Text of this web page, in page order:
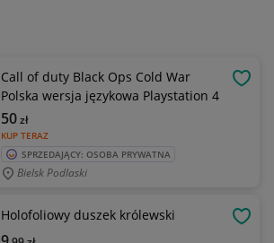
Call of duty Black Ops Cold War
Polska wersja językowa Playstation 4
KUP TERAZ
50zł
SPRZEDAJĄCY: OSOBA PRYWATNA
Bielsk Podlaski
Holofoliowy duszek królewski